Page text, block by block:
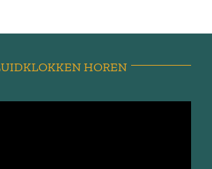
HOREN